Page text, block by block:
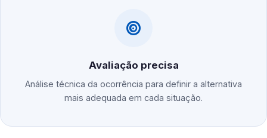
Avaliação precisa
Análise técnica da ocorrência para definir a alternativa
mais adequada em cada situação.